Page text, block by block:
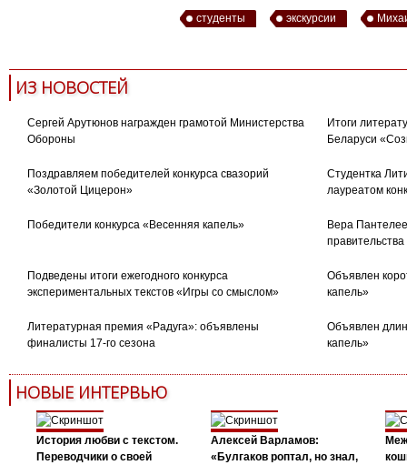
студенты экскурсии
ИЗ НОВОСТЕЙ
Сергей Арутюнов награжден грамотой Министерства
Обороны
Итоги
Беларуси
Поздравляем победителей конкурса свазорий
«Золотой Цицерон»
Студентка
лауреатом
Победители конкурса «Весенняя капель»
Вера
Подведены итоги ежегодного конкурса
экспериментальных текстов «Игры со смыслом»
Объявлен
капель»
Литературная премия «Радуга»: объявлены
финалисты 17-го сезона
Объявлен
капель»
НОВЫЕ ИНТЕРВЬЮ
История любви с текстом.
Переводчики о своей
Алексей Варламов:
«Булгаков роптал, но знал,